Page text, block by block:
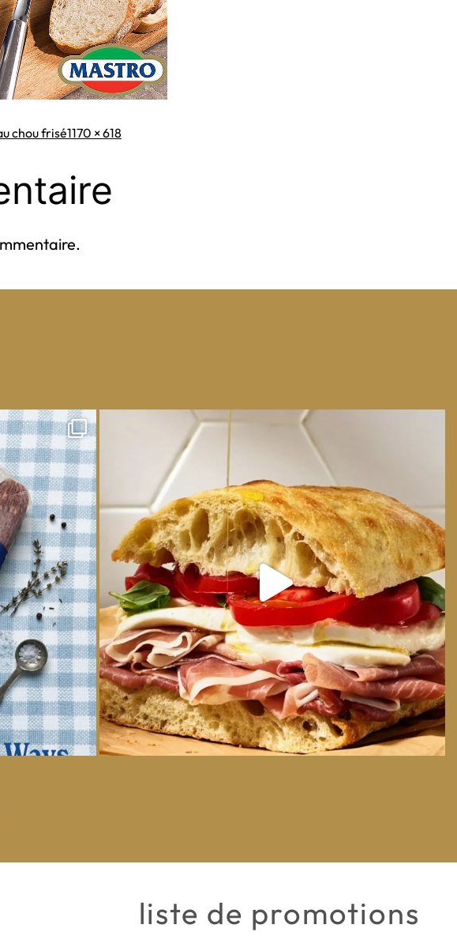
chou friséTaille
1170 × 618
so many
We can have Euro summer, right here at home
14 0
liste de promotions